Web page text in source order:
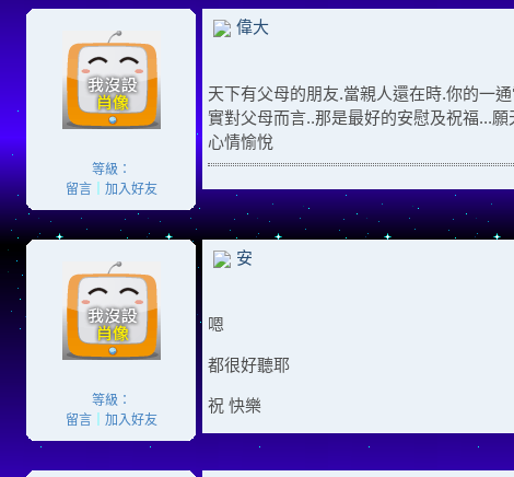
等級：
留言｜ 加入好友
偉大
天下有父母的朋友.當親人還在時.你的一
實對父母而言..那是最好的安慰及祝福...
心情愉悅
等級：
留言｜ 加入好友
安
嗯
都很好聽耶
祝 快樂